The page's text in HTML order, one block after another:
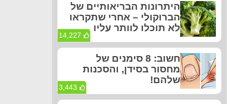
היתרונות הבריאותיים של
הברוקולי – אחרי שתקראו
לא תוכלו לוותר עליו
14,227
חשוב: 8 סימנים של
מחסור בסידן, והסכנות
שלהם!
3,443